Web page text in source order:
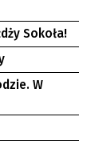
Sokoła!
W